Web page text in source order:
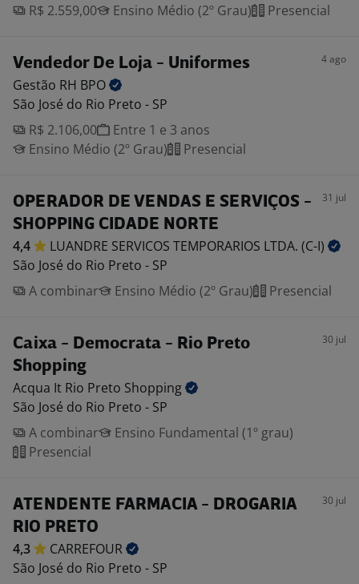
R$ 2.559,00
Ensino Médio (2º Grau) Presencial
Vendedor De Loja - Uniformes 4 ago
Gestão RH BPO
São José do Rio Preto - SP
R$ 2.106,00
Entre 1 e 3 anos
Ensino Médio (2º Grau)
Presencial
OPERADOR DE VENDAS E SERVIÇOS -
SHOPPING CIDADE NORTE
31 jul
4,4 LUANDRE SERVICOS TEMPORARIOS LTDA. (C-I)
São José do Rio Preto - SP
A combinar
Ensino Médio (2º Grau) Presencial
Caixa - Democrata - Rio Preto
Shopping
30 jul
Acqua It Rio Preto Shopping
São José do Rio Preto - SP
A combinar
Ensino Fundamental (1º grau)
Presencial
ATENDENTE FARMACIA - DROGARIA
RIO PRETO
30 jul
4,3
CARREFOUR
São José do Rio Preto - SP